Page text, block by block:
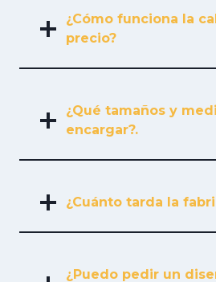
¿Cómo funciona la
precio?
¿Qué tamaños y
encargar?.
¿Cuánto tarda la
¿Puedo pedir un